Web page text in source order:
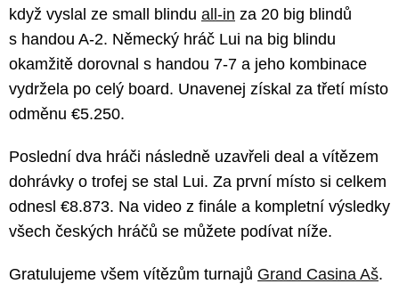
když vyslal ze small blindu all-in za 20 big blindů
s handou A-2. Německý hráč Lui na big blindu
okamžitě dorovnal s handou 7-7 a jeho kombinace
vydržela po celý board. Unavenej získal za třetí místo
odměnu €5.250.
Poslední dva hráči následně uzavřeli deal a vítězem
dohrávky o trofej se stal Lui. Za první místo si celkem
odnesl €8.873. Na video z finále a kompletní výsledky
všech českých hráčů se můžete podívat níže.
Gratulujeme všem vítězům turnajů Grand Casina Aš.